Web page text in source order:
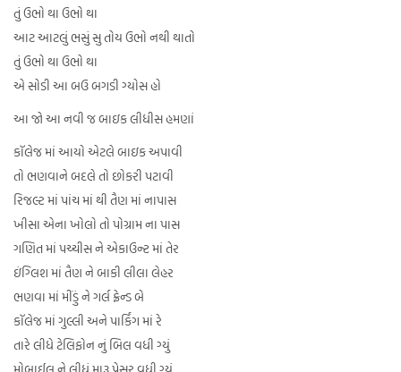
તું ઉભો થા ઉભો થા
આટ આટલું ભસું સુ તોય ઉભો નથી થાતો
તું ઉભો થા ઉભો થા
એ સોડી આ બઉ બગડી ગ્યોસ હો
આ જો આ નવી જ બાઇક લીધીસ હમણાં
કૉલેજ માં આયો એટલે બાઇક અપાવી
તો ભણવાને બદલે તો છોકરી પટાવી
રિજલ્ટ માં પાંચ માં થી તૈણ માં નાપાસ
ખીસા એના ખોલો તો પોગ્રામ ના પાસ
ગણિત માં પચ્ચીસ ને એકાઉન્ટ માં તેર
ઇંગ્લિશ માં તૈણ ને બાકી લીલા લેહર
ભણવા માં મીંડું ને ગર્લ ફ્રેન્ડ બે
કૉલેજ માં ગુલ્લી અને પાર્કિંગ માં રે
તારે લીધે ટેલિફોન નું બિલ વધી ગ્યું